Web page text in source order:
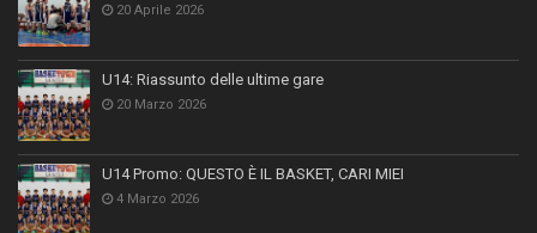
20 Aprile 2026
U14: Riassunto delle ultime gare
20 Marzo 2026
U14 Promo: QUESTO È IL BASKET, CARI MIEI
4 Marzo 2026